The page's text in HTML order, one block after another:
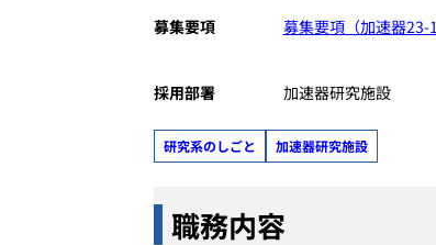
募集要項 募集要項（加速器23-
採用部署 加速器研究施設
研究系のしごと 加速器研究施設
職務内容